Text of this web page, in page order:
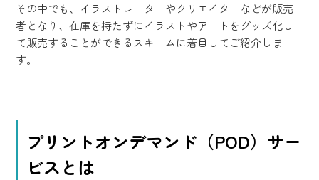
その中でも、イラストレーターやクリエイターなどが販売
者となり、在庫を持たずにイラストやアートをグッズ化し
て販売することができるスキームに着目してご紹介しま
す。
プリントオンデマンド（POD）サー
ビスとは